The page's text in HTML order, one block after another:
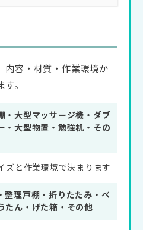
内容・材質・作業環境か
。
・大型マッサージ機・ダブ
・大型物置・勉強机・その
ズと作業環境で決まります
整理戸棚・折りたたみ・ベ
たん・げた箱・その他